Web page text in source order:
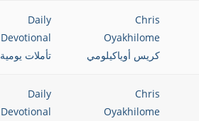
Chris
Oyakhilome
كريس أوياكيلومي
Daily
Devotional
تأملات يومية
Chris
Oyakhilome
Daily
Devotional